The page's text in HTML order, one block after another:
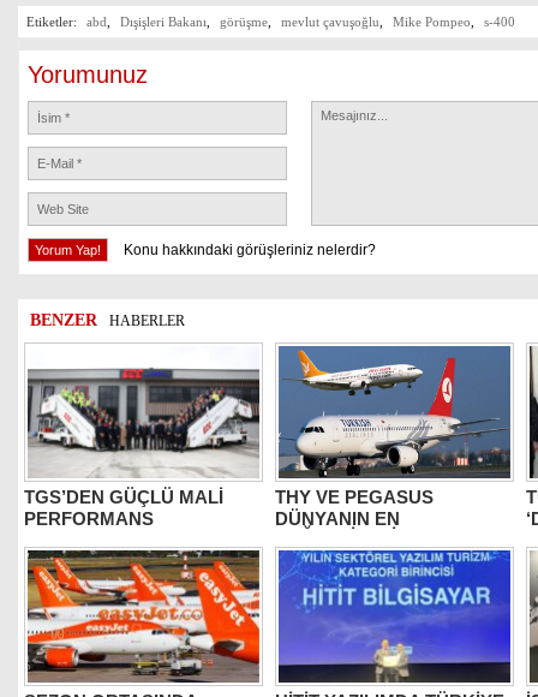
Etiketler: abd Dışişleri Bakanı görüşme mevlut çavuşoğlu Mike Pompeo s-400
Yorumunuz
Konu hakkındaki görüşleriniz nelerdir?
BENZER HABERLER
TGS’DEN GÜÇLÜ MALİ
PERFORMANS
THY VE PEGASUS
DÜNYANIN EN